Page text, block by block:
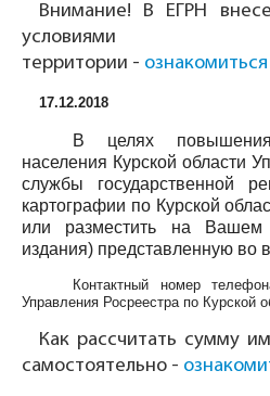
Внимание! В ЕГРН
условиями
территории - ознакомиться
17.12.2018
В целях повышения
населения Курской области
службы государственной
картографии по Курской
или разместить на
издания) представленную
Контактный номер
Управления Росреестра по Курской
Как рассчитать сумму
самостоятельно -